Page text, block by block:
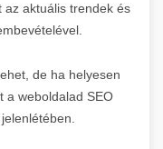
aktuális trendek és
de ha helyesen
a weboldalad SEO